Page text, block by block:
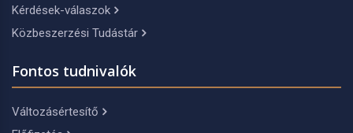
Kérdések-válaszok
Közbeszerzési Tudástár
Fontos tudnivalók
Változásértesítő